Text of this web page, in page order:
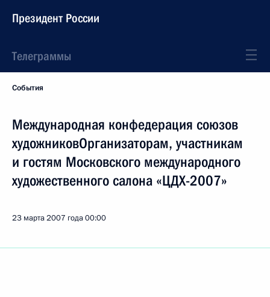
Президент России
Телеграммы
События
Международная конфедерация союзов
художниковОрганизаторам, участникам
и гостям Московского международного
художественного салона «ЦДХ-2007»
23 марта 2007 года00:00